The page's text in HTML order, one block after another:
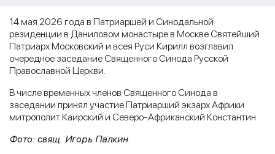
14 мая 2026 года в Патриаршей и Синодальной
резиденции в Даниловом монастыре в Москве Святейший
Патриарх Московский и всея Руси Кирилл возглавил
очередное заседание Священного Синода Русской
Православной Церкви.
В числе временных членов Священного Синода в
заседании принял участие Патриарший экзарх Африки
митрополит Каирский и Северо-Африканский Константин.
Фото: свящ. Игорь Палкин